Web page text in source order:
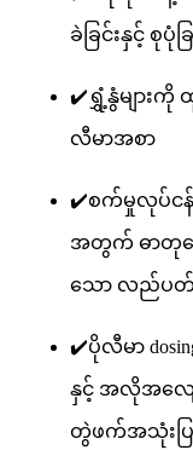
ခဲခြင်းနှင့် စုပုံခ
✔️ရွှံ့နွံများကို
လီမာအစာ
✔️စက်မှုလုပ်ငန်
အတွက် ဓာတုဗ
သော လည်ပ
✔️ပိုလီမာ dosing
နှင့် အလိုအလျော
တွဲဖက်အသုံးပ